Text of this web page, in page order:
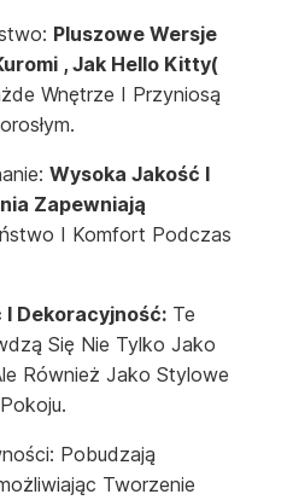
Pluszowe Wersje
, Jak Hello Kitty(
Wnętrze I Przyniosą
Wysoka Jakość I
Zapewniają
I Komfort Podczas
Dekoracyjność:Te
Się Nie Tylko Jako
Również Jako Stylowe
Pobudzają
Tworzenie